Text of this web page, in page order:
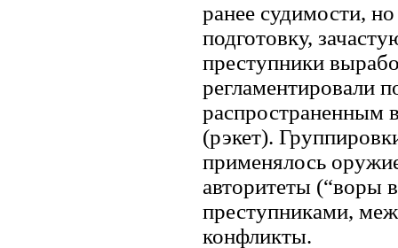
ранее судимости,
подготовку,
преступники
регламентировали
распространенным
(рэкет).
применялось
авторитеты (“воры
преступниками,
конфликты.